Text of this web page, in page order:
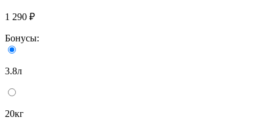
1 290 ₽
Бонусы:
3.8л
20кг